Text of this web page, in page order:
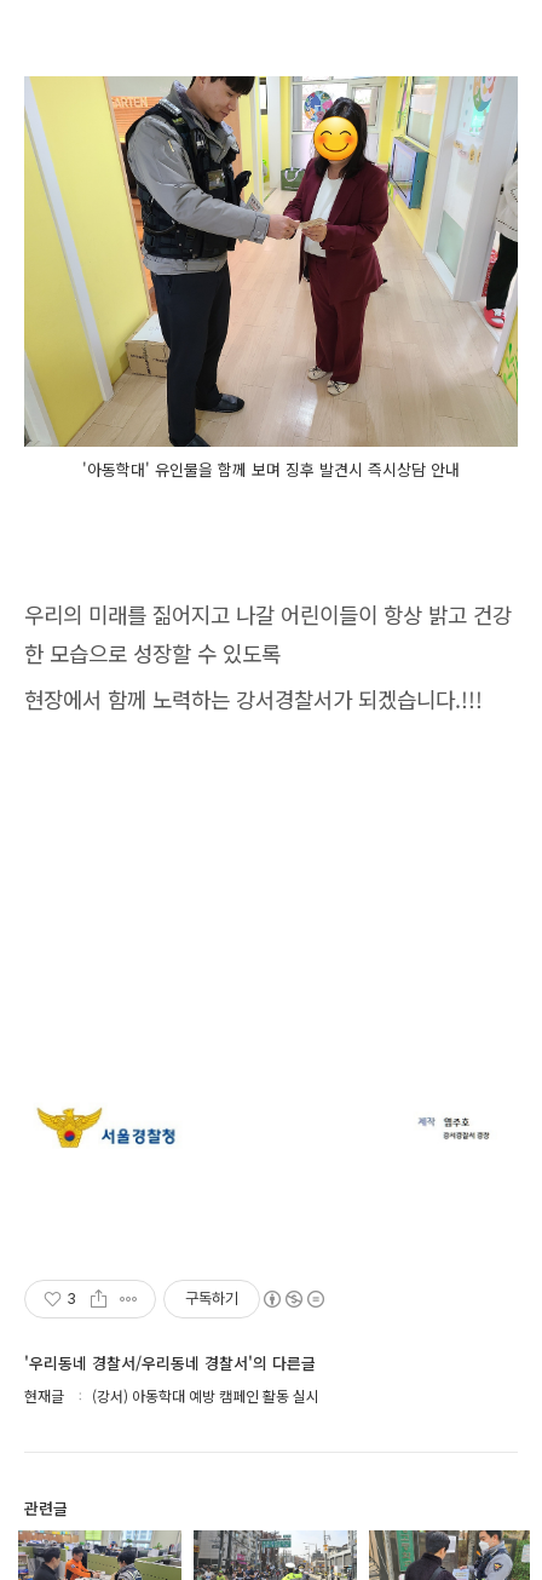
'아동학대' 유인물을 함께 보며 징후 발견시 즉시상담 안내
우리의 미래를 짊어지고 나갈 어린이들이 항상 밝고 건강
한 모습으로 성장할 수 있도록
현장에서 함께 노력하는 강서경찰서가 되겠습니다.!!!
3 구독하기
'우리동네 경찰서/우리동네 경찰서'의 다른글
현재글 (강서) 아동학대 예방 캠페인 활동 실시
관련글